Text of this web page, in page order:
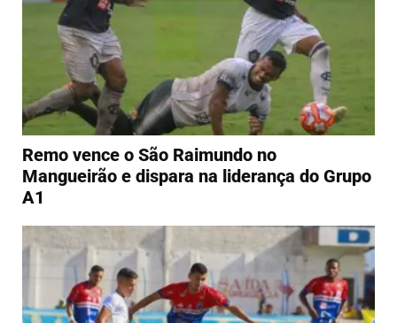
Remo vence o São Raimundo no
Mangueirão e dispara na liderança do Grupo
A1